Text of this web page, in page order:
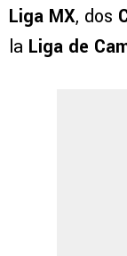
Liga MX, dos
la Liga de